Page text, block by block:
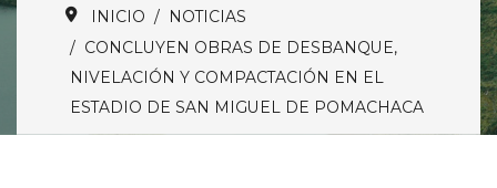
INICIO
NOTICIAS
CONCLUYEN OBRAS DE DESBANQUE,
NIVELACIÓN Y COMPACTACIÓN EN EL
ESTADIO DE SAN MIGUEL DE POMACHACA